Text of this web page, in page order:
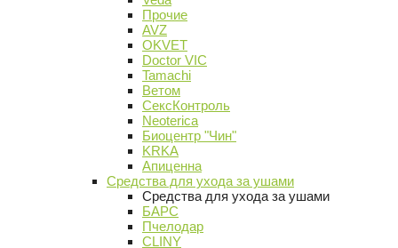
Прочие
AVZ
OKVET
Doctor VIC
Tamachi
Ветом
СексКонтроль
Neoterica
Биоцентр "Чин"
KRKA
Апиценна
Средства для ухода за ушами
Средства для ухода за ушами
БАРС
Пчелодар
CLINY